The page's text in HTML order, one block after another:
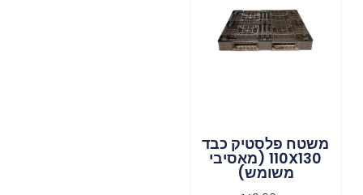
משטח פלסטיק כבד
110X130 (מאסיבי
משומש)